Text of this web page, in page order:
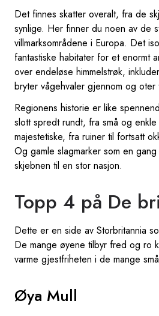
Det finnes skatter overalt, fra de
synlige. Her finner du noen av de
villmarksområdene i Europa. Det
fantastiske habitater for et enormt
over endeløse himmelstrøk,
bryter vågehvaler gjennom og oter
Regionens historie er like
slott spredt rundt, fra små og
majestetiske, fra ruiner til fortsatt
Og gamle slagmarker som en
skjebnen til en stor nasjon.
Topp 4 på De
Dette er en side av Storbritannia
De mange øyene tilbyr fred og ro
varme gjestfriheten i de mange
Øya Mull